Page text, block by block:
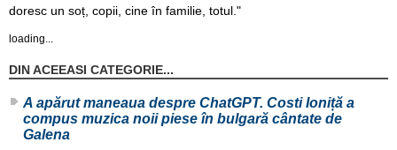
doresc un soț, copii, cine în familie, totul."
loading...
DIN ACEEASI CATEGORIE...
A apărut maneaua despre ChatGPT. Costi Ioniță a
compus muzica noii piese în bulgară cântate de
Galena